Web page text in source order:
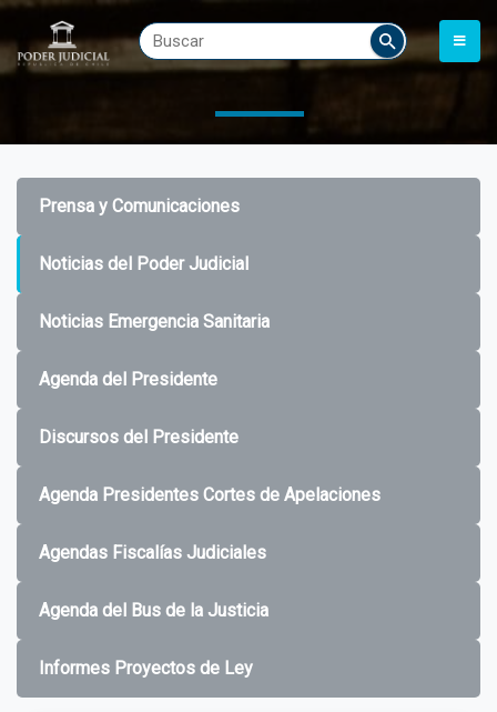
Prensa y Comunicaciones
Noticias del Poder Judicial
Noticias Emergencia Sanitaria
Agenda del Presidente
Discursos del Presidente
Agenda Presidentes Cortes de Apelaciones
Agendas Fiscalías Judiciales
Agenda del Bus de la Justicia
Informes Proyectos de Ley